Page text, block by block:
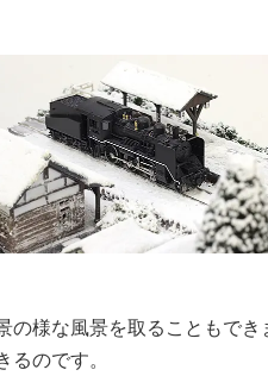
の様な風景を取ることもでき
のです。